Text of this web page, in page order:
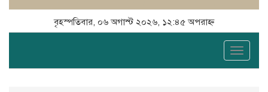
বৃহস্পতিবার, ০৬ অগাস্ট ২০২৬, ১২:৪৫ অপরাহ্ন
Toggle